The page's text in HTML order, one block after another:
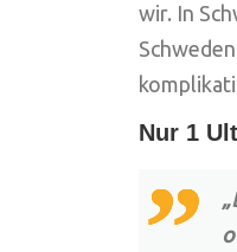
wir. In
Nur 1